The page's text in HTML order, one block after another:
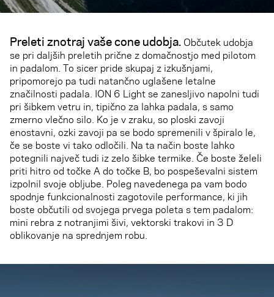
Preleti znotraj vaše cone udobja. Občutek udobja
se pri daljših preletih prične z domačnostjo med pilotom
in padalom. To sicer pride skupaj z izkušnjami,
pripomorejo pa tudi natančno uglašene letalne
značilnosti padala. ION 6 Light se zanesljivo napolni tudi
pri šibkem vetru in, tipično za lahka padala, s samo
zmerno vlečno silo. Ko je v zraku, so ploski zavoji
enostavni, ozki zavoji pa se bodo spremenili v špiralo le,
če se boste vi tako odločili. Na ta način boste lahko
potegnili največ tudi iz zelo šibke termike. Če boste želeli
priti hitro od točke A do točke B, bo pospeševalni sistem
izpolnil svoje obljube. Poleg navedenega pa vam bodo
spodnje funkcionalnosti zagotovile performance, ki jih
boste občutili od svojega prvega poleta s tem padalom:
mini rebra z notranjimi šivi, vektorski trakovi in 3 D
oblikovanje na sprednjem robu.